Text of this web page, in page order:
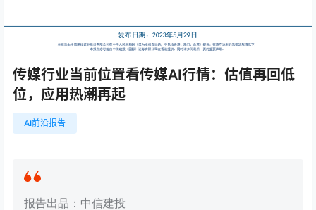
传媒行业当前位置看传媒AI行情：估值再回低
位，应用热潮再起
AI前沿报告
报告出品：中信建投